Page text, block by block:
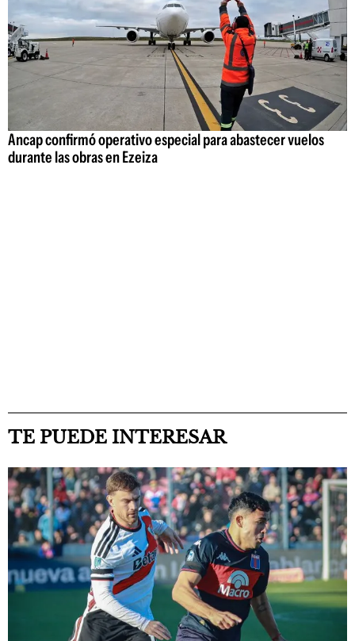
Ancap confirmó operativo especial para abastecer vuelos
durante las obras en Ezeiza
TE PUEDE INTERESAR